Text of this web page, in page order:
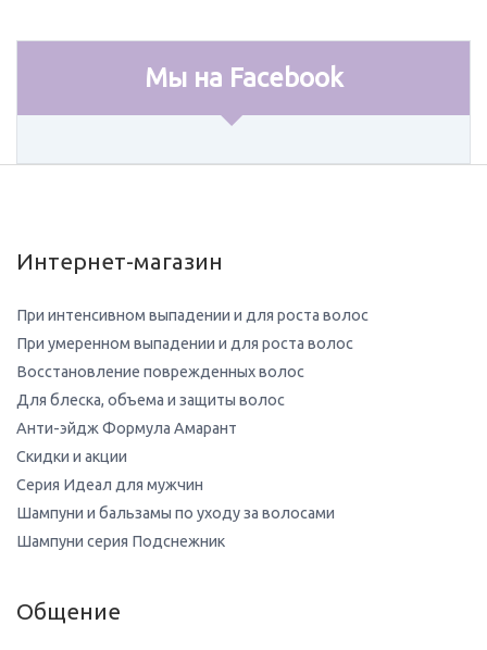
Мы на Facebook
Интернет-магазин
При интенсивном выпадении и для роста волос
При умеренном выпадении и для роста волос
Восстановление поврежденных волос
Для блеска, объема и защиты волос
Анти-эйдж Формула Амарант
Скидки и акции
Серия Идеал для мужчин
Шампуни и бальзамы по уходу за волосами
Шампуни серия Подснежник
Общение